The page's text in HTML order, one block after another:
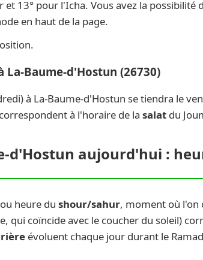
et 13° pour l'Icha. Vous avez la
en haut de la page.
Baume-d'Hostun (26730)
à La-Baume-d'Hostun se tiendra le
à l'horaire de la salat du
d'Hostun aujourd'hui :
heure du shour/sahur, moment où l'on
qui coïncide avec le coucher du soleil)
évoluent chaque jour durant le